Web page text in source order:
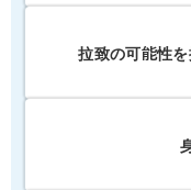
拉致の可能性